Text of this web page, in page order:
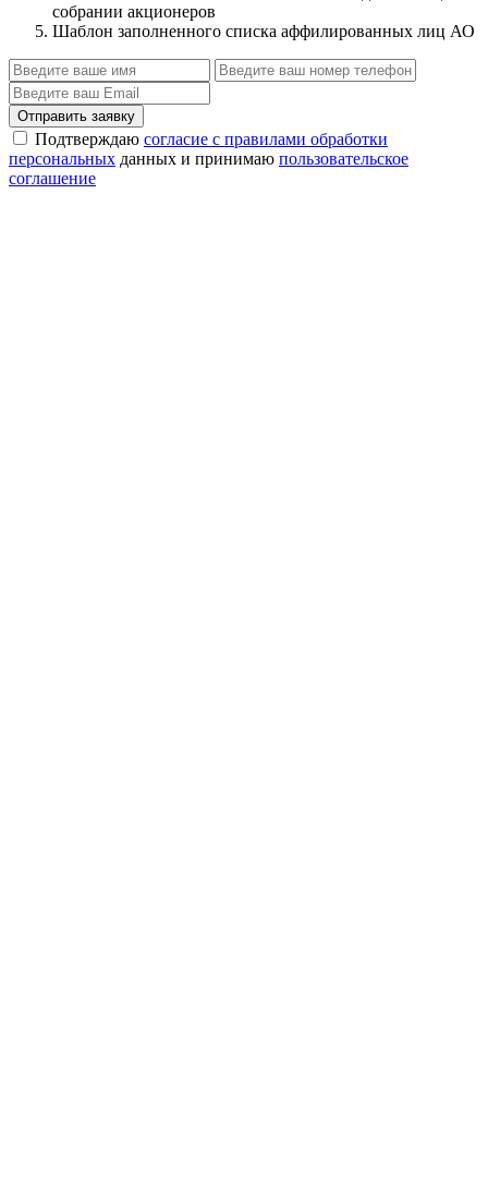
собрании акционеров
Шаблон заполненного списка аффилированных лиц АО
Отправить заявку
Подтверждаю согласие с правилами обработки
персональных данных и принимаю пользовательское
соглашение